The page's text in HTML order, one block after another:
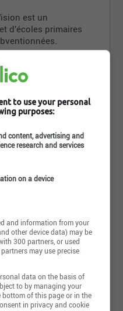
est un
d’écoles primaires
d’une équipe
on encourage la
individuelle.
le bien-être de
est essentielle à
dans nos milieux,
et une proximité
chacun trouve
milieu de travail
to use your personal
purposes:
content, advertising and
research and services
on a device
and information from your
other device data) may be
300 partners, or used
may use precise
data on the basis of
to by managing your
of this page or in the
in privacy and cookie